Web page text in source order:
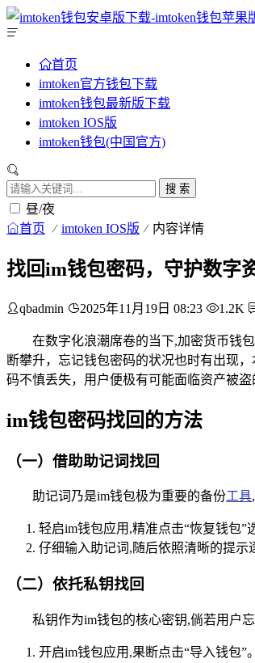
首页
imtoken官方钱包下载
imtoken钱包最新版下载
imtoken IOS版
imtoken钱包(中国官方)
搜 索
昼/夜
首页 imtoken IOS版 内容详情
找回im钱包密码，守护数字
qbadmin 2025年11月19日 08:23 1.2K
在数字化浪潮席卷的当下,加密货币钱
断攀升，忘记钱包密码的状况也时有出现
码不慎丢失，用户便极有可能面临资产被
im钱包密码找回的方法
（一）借助助记词找回
助记词乃是im钱包极为重要的备份工具
轻启im钱包应用,精准点击“恢复钱包”
仔细输入助记词,随后依照清晰的提示
（二）依托私钥找回
私钥作为im钱包的核心密钥,倘若用户
开启im钱包应用,果断点击“导入钱包”。